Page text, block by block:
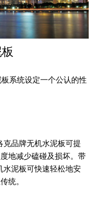
系统设定一个公认的性
品牌无机水泥板可提
地减少磕碰及损坏。带
泥板可快速轻松地安
统。